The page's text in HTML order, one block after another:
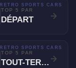
TOP 5 PAR
DÉPART
RETRO SPORTS CARS
TOP 5 PAR
TOUT-TERRAIN
RETRO SPORTS CARS